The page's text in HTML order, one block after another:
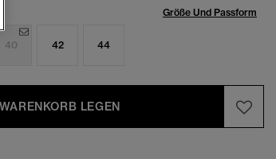
Größe Und Passform
40 42 44
LEGEN